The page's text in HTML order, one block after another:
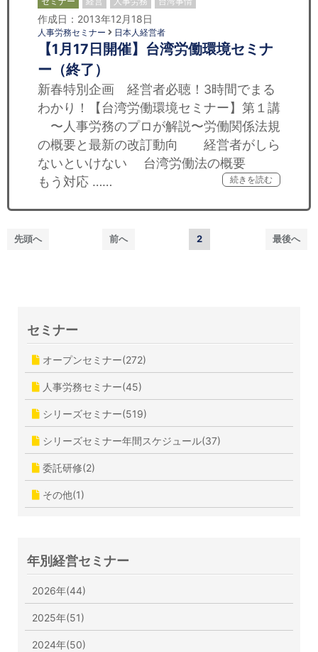
作成日：2013年12月18日
人事労務セミナー 日本人経営者
【1月17日開催】台湾労働環境セミナ
ー（終了）
新春特別企画 経営者必聴！3時間でまる
わかり！【台湾労働環境セミナー】第１講
〜人事労務のプロが解説〜労働関係法規
の概要と最新の改訂動向 経営者がしら
ないといけない 台湾労働法の概要
もう対応 ……
続きを読む
先頭へ 前へ 2 最後へ
セミナー
オープンセミナー(272)
人事労務セミナー(45)
シリーズセミナー(519)
シリーズセミナー年間スケジュール(37)
委託研修(2)
その他(1)
年別経営セミナー
2026年(44)
2025年(51)
2024年(50)